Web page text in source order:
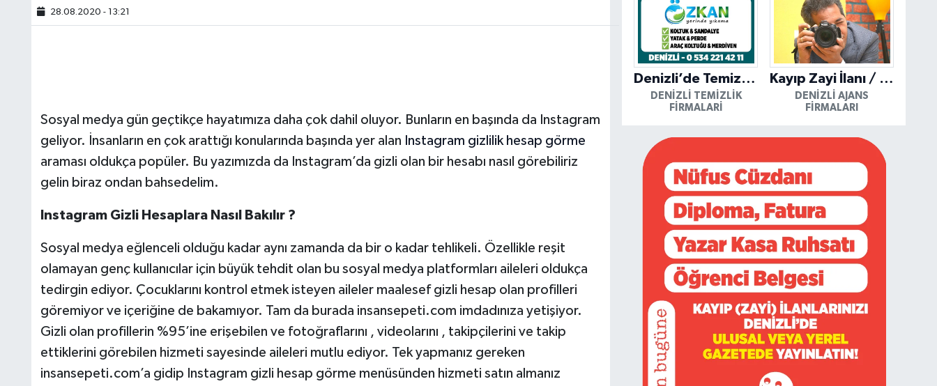
28.08.2020 - 13:21
Sosyal medya gün geçtikçe hayatımıza daha çok dahil oluyor. Bunların en başında da Instagram
geliyor. İnsanların en çok arattığı konularında başında yer alan Instagram gizlilik hesap görme
araması oldukça popüler. Bu yazımızda da Instagram’da gizli olan bir hesabı nasıl görebiliriz
gelin biraz ondan bahsedelim.
Instagram Gizli Hesaplara Nasıl Bakılır ?
Sosyal medya eğlenceli olduğu kadar aynı zamanda da bir o kadar tehlikeli. Özellikle reşit
olamayan genç kullanıcılar için büyük tehdit olan bu sosyal medya platformları aileleri oldukça
tedirgin ediyor. Çocuklarını kontrol etmek isteyen aileler maalesef gizli hesap olan profilleri
göremiyor ve içeriğine de bakamıyor. Tam da burada insansepeti.com imdadınıza yetişiyor.
Gizli olan profillerin %95’ine erişebilen ve fotoğraflarını , videolarını , takipçilerini ve takip
ettiklerini görebilen hizmeti sayesinde aileleri mutlu ediyor. Tek yapmanız gereken
insansepeti.com’a gidip Instagram gizli hesap görme menüsünden hizmeti satın almanız
Denizli’de Temizliğin Güvenilir Adresi: Özkan Yerinde Yıkama
DENIZLI TEMIZLIK
FIRMALARI
Kayıp Zayi İlanı / Mutlu Ajans / Denizli
DENIZLI AJANS
FIRMALARI